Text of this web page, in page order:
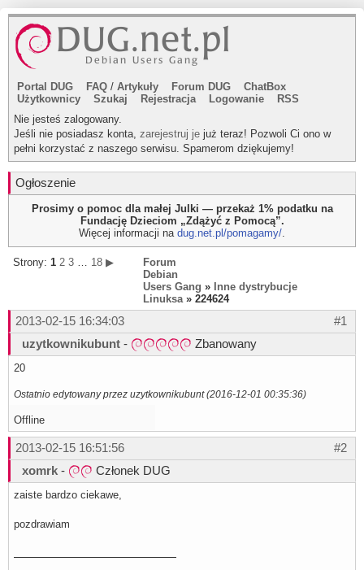
Portal DUG FAQ / Artykuły Forum DUG
ChatBox
Użytkownicy
Szukaj Rejestracja Logowanie
RSS
Nie jesteś zalogowany.
Jeśli nie posiadasz konta, zarejestruj je już teraz! Pozwoli Ci ono w
pełni korzystać z naszego serwisu. Spamerom dziękujemy!
Ogłoszenie
Prosimy o pomoc dla małej Julki — przekaż 1% podatku na
Fundację Dzieciom „Zdążyć z Pomocą”.
Więcej informacji na dug.net.pl/pomagamy/.
Strony: 1 2 3 … 18 ▶
Forum
Debian
Users Gang » Inne dystrybucje
Linuksa» 224624
#1
2013-02-15 16:34:03
uzytkownikubunt - Zbanowany
20
Ostatnio edytowany przez uzytkownikubunt (2016-12-01 00:35:36)
Offline
#2
2013-02-15 16:51:56
xomrk - Członek DUG
zaiste bardzo ciekawe,
pozdrawiam